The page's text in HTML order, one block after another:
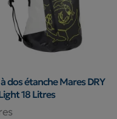
à dos étanche Mares DRY
18 Litres